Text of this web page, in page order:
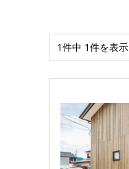
1件中 1件を表示